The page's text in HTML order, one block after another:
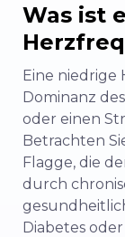
Was ist
Eine niedrige
Dominanz
oder einen
Betrachten
Flagge, die
durch
Diabetes